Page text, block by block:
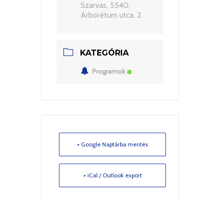
Szarvas, 5540,
Arborétum utca. 2
KATEGÓRIA
Programok
+ Google Naptárba mentés
+ iCal / Outlook export